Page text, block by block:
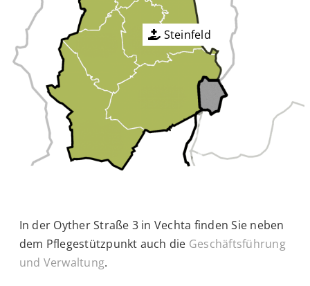
Steinfeld
In der Oyther Straße 3 in Vechta finden Sie neben
dem Pflegestützpunkt auch die Geschäftsführung
und Verwaltung.